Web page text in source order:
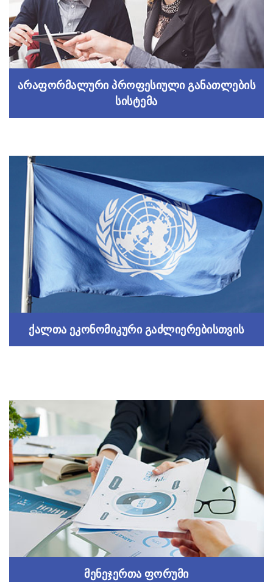
Read more
არაფორმალური პროფესიული განათლების
სისტემა
არაფორმალური პროფესიული განათლების
სისტემა
პროფესიული განათლებისა და გადამზადების
სისტემა
Read more
ქალთა ეკონომიკური გაძლიერებისთვის
ქალთა ეკონომიკური გაძლიერებისთვის
პროექტი გაეროსთან თანამშრომლობით
Read more
მენეჯერთა ფორუმი